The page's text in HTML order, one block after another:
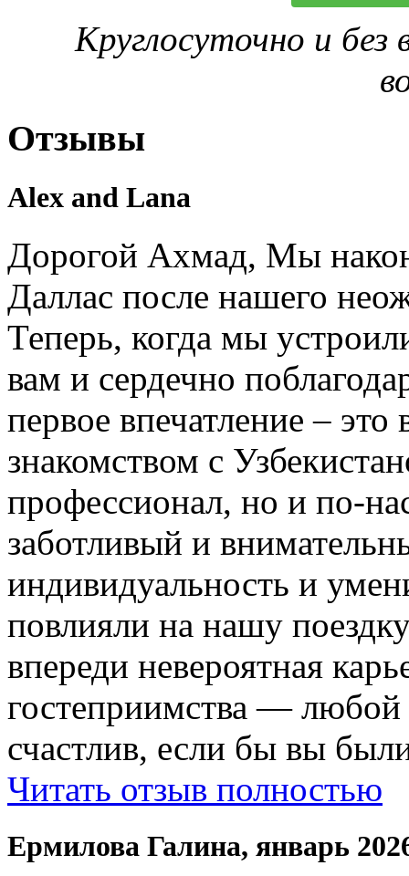
Круглосуточно и
Отзывы
Alex and Lana
Дорогой Ахмад, Мы
Даллас после нашего
Теперь, когда мы
вам и сердечно
первое впечатление –
знакомством с
профессионал, но и по-
заботливый и
индивидуальность и
повлияли на нашу
впереди невероятная
гостеприимства —
счастлив, если бы вы
Читать отзыв полностью
Ермилова Галина, январь